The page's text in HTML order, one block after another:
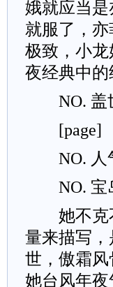
娥就应当
就服了，
极致，小
夜经典中的
NO. 盖
[page]
NO. 人
NO. 宝
她不克不
量来描写
世，傲霜
她台风年